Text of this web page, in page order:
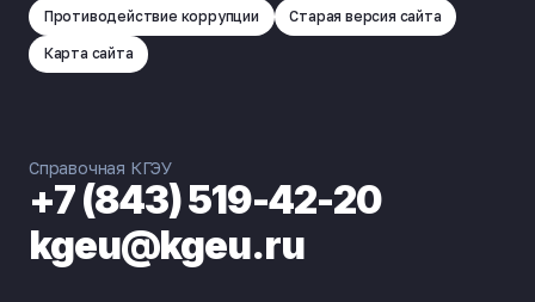
Противодействие коррупции Старая версия сайта
Карта сайта
Справочная КГЭУ
+7 (843) 519-42-20
kgeu@kgeu.ru